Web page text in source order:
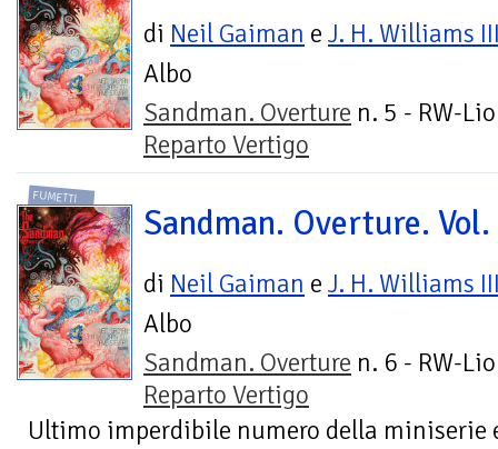
di Neil Gaiman e J. H. Williams
Albo
Sandman. Overture n. 5 - RW-
Reparto Vertigo
FUMETTI
Sandman. Overture.
di Neil Gaiman e J. H. Williams
Albo
Sandman. Overture n. 6 - RW-
Reparto Vertigo
Ultimo imperdibile numero della